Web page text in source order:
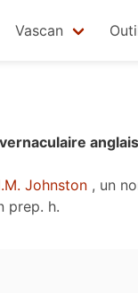
Vascan
vernaculaire
Johnston , un
prep. h.